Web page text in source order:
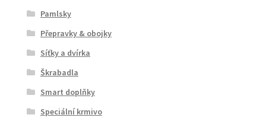
Pamlsky
Přepravky & obojky
Síťky a dvírka
Škrabadla
Smart doplňky
Speciální krmivo